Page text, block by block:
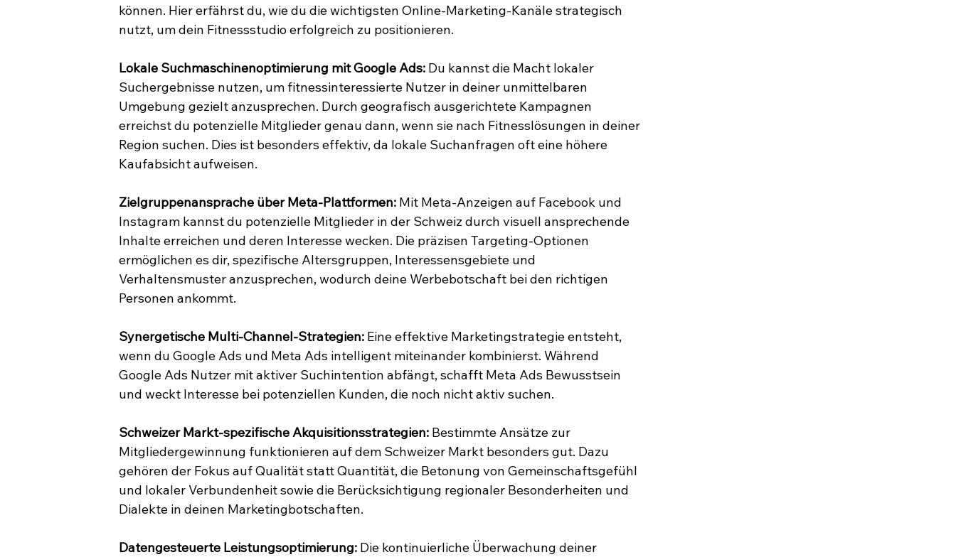
können. Hier erfährst du, wie du die wichtigsten Online-Marketing-Kanäle strategisch
nutzt, um dein Fitnessstudio erfolgreich zu positionieren.
Lokale Suchmaschinenoptimierung mit Google Ads: Du kannst die Macht lokaler
Suchergebnisse nutzen, um fitnessinteressierte Nutzer in deiner unmittelbaren
Umgebung gezielt anzusprechen. Durch geografisch ausgerichtete Kampagnen
erreichst du potenzielle Mitglieder genau dann, wenn sie nach Fitnesslösungen in deiner
Region suchen. Dies ist besonders effektiv, da lokale Suchanfragen oft eine höhere
Kaufabsicht aufweisen.
Zielgruppenansprache über Meta-Plattformen: Mit Meta-Anzeigen auf Facebook und
Instagram kannst du potenzielle Mitglieder in der Schweiz durch visuell ansprechende
Inhalte erreichen und deren Interesse wecken. Die präzisen Targeting-Optionen
ermöglichen es dir, spezifische Altersgruppen, Interessensgebiete und
Verhaltensmuster anzusprechen, wodurch deine Werbebotschaft bei den richtigen
Personen ankommt.
Synergetische Multi-Channel-Strategien: Eine effektive Marketingstrategie entsteht,
wenn du Google Ads und Meta Ads intelligent miteinander kombinierst. Während
Google Ads Nutzer mit aktiver Suchintention abfängt, schafft Meta Ads Bewusstsein
und weckt Interesse bei potenziellen Kunden, die noch nicht aktiv suchen.
Schweizer Markt-spezifische Akquisitionsstrategien: Bestimmte Ansätze zur
Mitgliedergewinnung funktionieren auf dem Schweizer Markt besonders gut. Dazu
gehören der Fokus auf Qualität statt Quantität, die Betonung von Gemeinschaftsgefühl
und lokaler Verbundenheit sowie die Berücksichtigung regionaler Besonderheiten und
Dialekte in deinen Marketingbotschaften.
Datengesteuerte Leistungsoptimierung: Die kontinuierliche Überwachung deiner